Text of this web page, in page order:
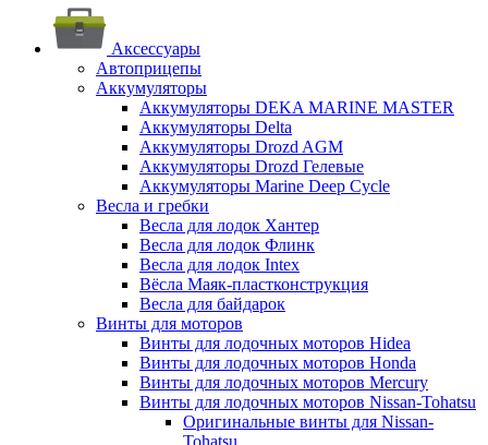
Аксессуары
Автоприцепы
Аккумуляторы
Аккумуляторы DEKA MARINE MASTER
Аккумуляторы Delta
Аккумуляторы Drozd AGM
Аккумуляторы Drozd Гелевые
Аккумуляторы Marine Deep Cycle
Весла и гребки
Весла для лодок Хантер
Весла для лодок Флинк
Весла для лодок Intex
Вёсла Маяк-пластконструкция
Весла для байдарок
Винты для моторов
Винты для лодочных моторов Hidea
Винты для лодочных моторов Honda
Винты для лодочных моторов Mercury
Винты для лодочных моторов Nissan-Tohatsu
Оригинальные винты для Nissan-
Tohatsu